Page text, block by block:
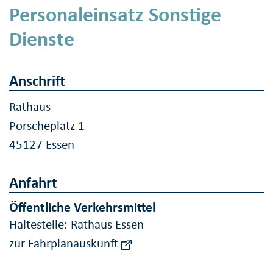
Personaleinsatz Sonstige
Dienste
Anschrift
Rathaus
Porscheplatz 1
45127 Essen
Anfahrt
Öffentliche Verkehrsmittel
Haltestelle: Rathaus Essen
zur Fahrplanauskunft